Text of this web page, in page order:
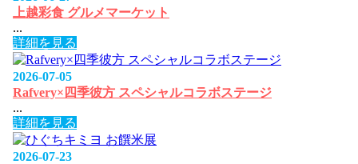
上越彩食 グルメマーケット
...
詳細を見る
2026-07-05
Rafvery×四季彼方 スペシャルコラボステージ
...
詳細を見る
2026-07-23